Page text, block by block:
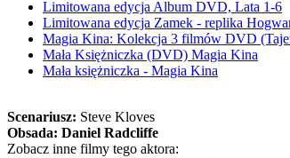
Limitowana edycja Album DVD, Lata 1-6
Limitowana edycja Zamek - replika
Magia Kina: Kolekcja 3 filmów DVD
Mała Księżniczka (DVD) Magia Kina
Mała księżniczka - Magia Kina
Scenariusz: Steve Kloves
Obsada: Daniel Radcliffe
Zobacz inne filmy tego aktora: